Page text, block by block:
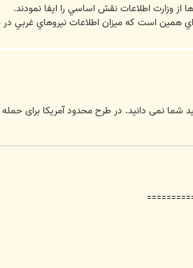
از وزارت اطلاعات نقش اساسي را ايفا نمودند.
همين است كه ميزان اطلاعات نيروهاي
نمی دانید. در طرح محدود آمریکا برای حمله